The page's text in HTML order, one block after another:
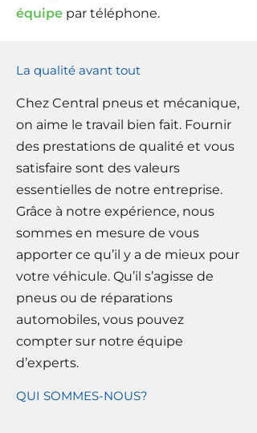
équipe par téléphone.
La qualité avant tout
Chez Central pneus et mécanique,
on aime le travail bien fait. Fournir
des prestations de qualité et vous
satisfaire sont des valeurs
essentielles de notre entreprise.
Grâce à notre expérience, nous
sommes en mesure de vous
apporter ce qu’il y a de mieux pour
votre véhicule. Qu’il s’agisse de
pneus ou de réparations
automobiles, vous pouvez
compter sur notre équipe
d’experts.
QUI SOMMES-NOUS?